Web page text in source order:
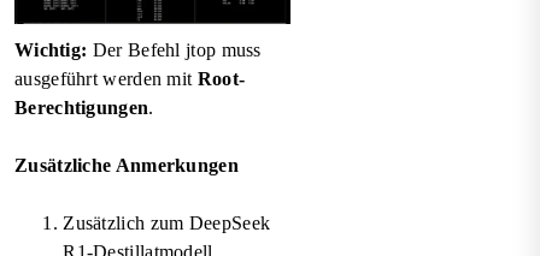
Wichtig: Der Befehl jtop muss
ausgeführt werden mit Root-
Berechtigungen.
Zusätzliche Anmerkungen
Zusätzlich zum DeepSeek
R1-Destillatmodell